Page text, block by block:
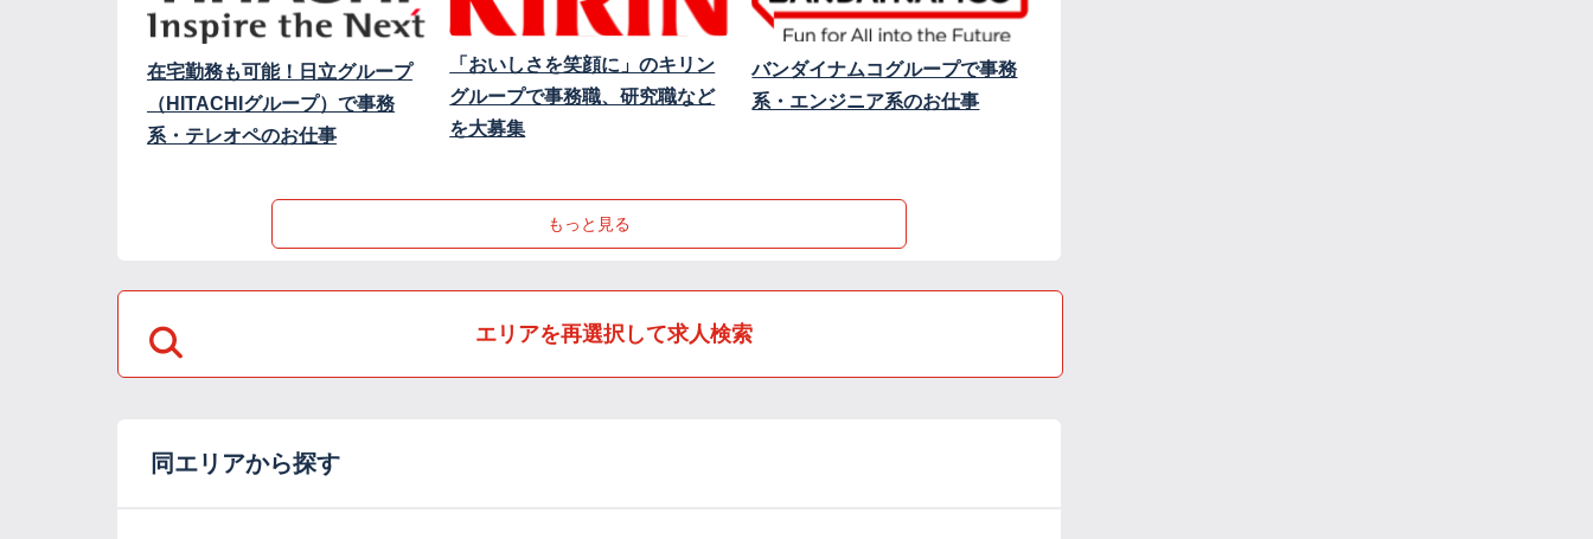
在宅勤務も可能！日立グループ
（HITACHIグループ）で事務
系・テレオペのお仕事
「おいしさを笑顔に」のキリン
グループで事務職、研究職など
を大募集
バンダイナムコグループで事務
系・エンジニア系のお仕事
もっと見る
エリアを再選択して求人検索
同エリアから探す